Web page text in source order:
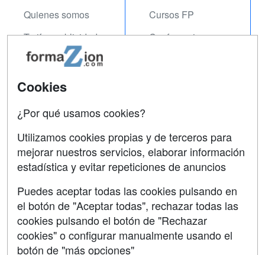
Quienes somos
Tarifas publicidad
Acceso Usuarios
Acceso Centros
Cursos FP
Conferencias
Contactar
Confidencialidad
Aviso legal
Copyleft
Cookies
¿Por qué usamos cookies?
Utilizamos cookies propias y de terceros para
mejorar nuestros servicios, elaborar información
estadística y evitar repeticiones de anuncios
Puedes aceptar todas las cookies pulsando en
el botón de "Aceptar todas", rechazar todas las
cookies pulsando el botón de "Rechazar
cookies" o configurar manualmente usando el
botón de "más opciones"